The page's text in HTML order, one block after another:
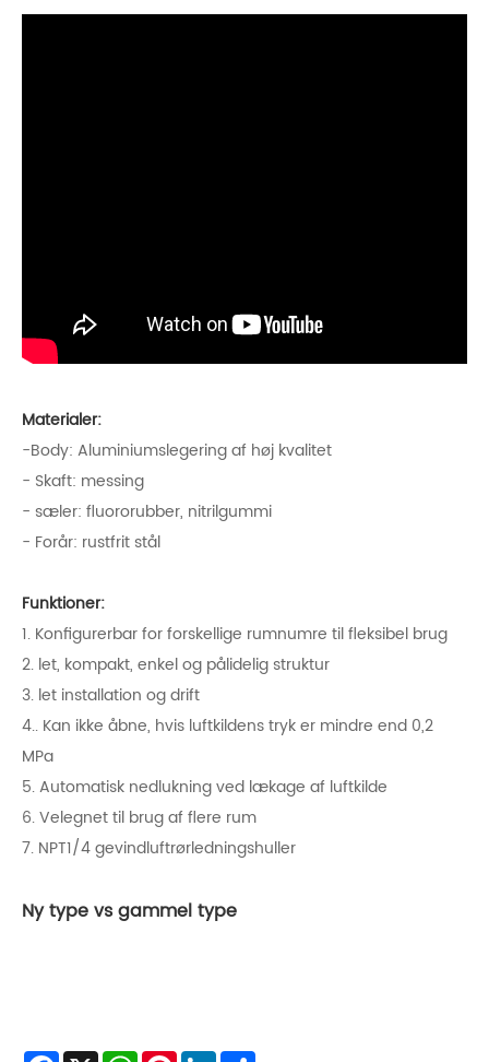
Materialer:
-Body: Aluminiumslegering af høj kvalitet
- Skaft: messing
- sæler: fluororubber, nitrilgummi
- Forår: rustfrit stål
Funktioner:
1. Konfigurerbar for forskellige rumnumre til fleksibel brug
2. let, kompakt, enkel og pålidelig struktur
3. let installation og drift
4.. Kan ikke åbne, hvis luftkildens tryk er mindre end 0,2
MPa
5. Automatisk nedlukning ved lækage af luftkilde
6. Velegnet til brug af flere rum
7. NPT1/4 gevindluftrørledningshuller
Ny type vs gammel type